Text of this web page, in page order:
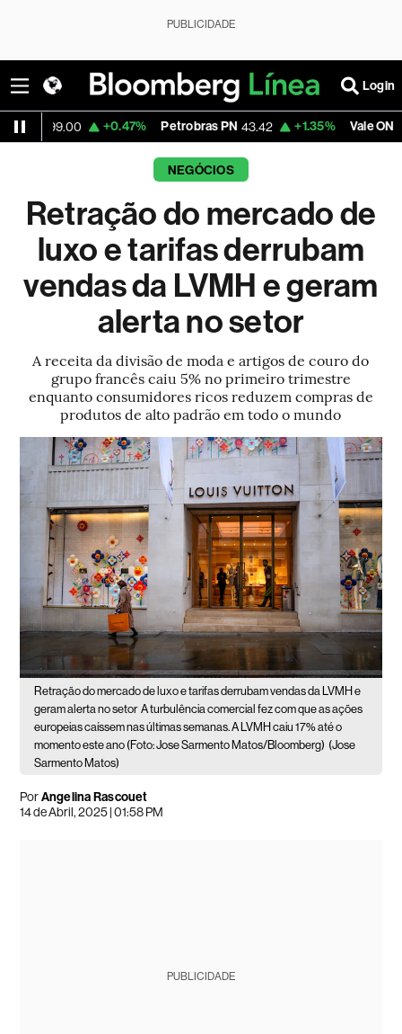
PUBLICIDADE
Login
+0.47% Petrobras PN 43.42 +1.35% Vale ON 76.28
NEGÓCIOS
Retração do mercado de
luxo e tarifas derrubam
vendas da LVMH e geram
alerta no setor
A receita da divisão de moda e artigos de couro do
grupo francês caiu 5% no primeiro trimestre
enquanto consumidores ricos reduzem compras de
produtos de alto padrão em todo o mundo
Retração do mercado de luxo e tarifas derrubam vendas da LVMH e
geram alerta no setor A turbulência comercial fez com que as ações
europeias caíssem nas últimas semanas. A LVMH caiu 17% até o
momento este ano (Foto: Jose Sarmento Matos/Bloomberg) (Jose
Sarmento Matos)
PorAngelina Rascouet
14 de Abril, 2025 | 01:58 PM
PUBLICIDADE